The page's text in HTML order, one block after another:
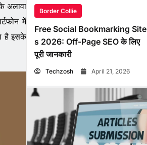
अलावा
में
है इसके
Border Collie
Free Social Bookmarking Site
s 2026: Off-Page SEO के लिए
पूरी जानकारी
Techzosh April 21, 2026